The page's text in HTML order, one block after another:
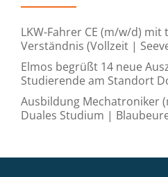
LKW-Fahrer CE (m/w/d) mit
Verständnis (Vollzeit |
Elmos begrüßt 14 neue
Studierende am Standort
Ausbildung Mechatroniker
Duales Studium |